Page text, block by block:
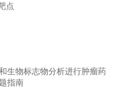
点
生物标志物分析进行肿瘤药
指南